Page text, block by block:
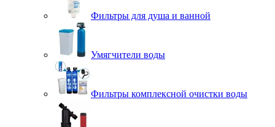
Фильтры для душа и ванной
Умягчители воды
Фильтры комплексной очистки воды